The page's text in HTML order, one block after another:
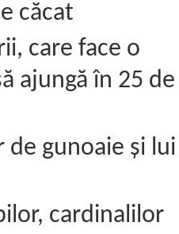
căcat
care face o
ajungă în 25 de
gunoaie și lui
cardinalilor